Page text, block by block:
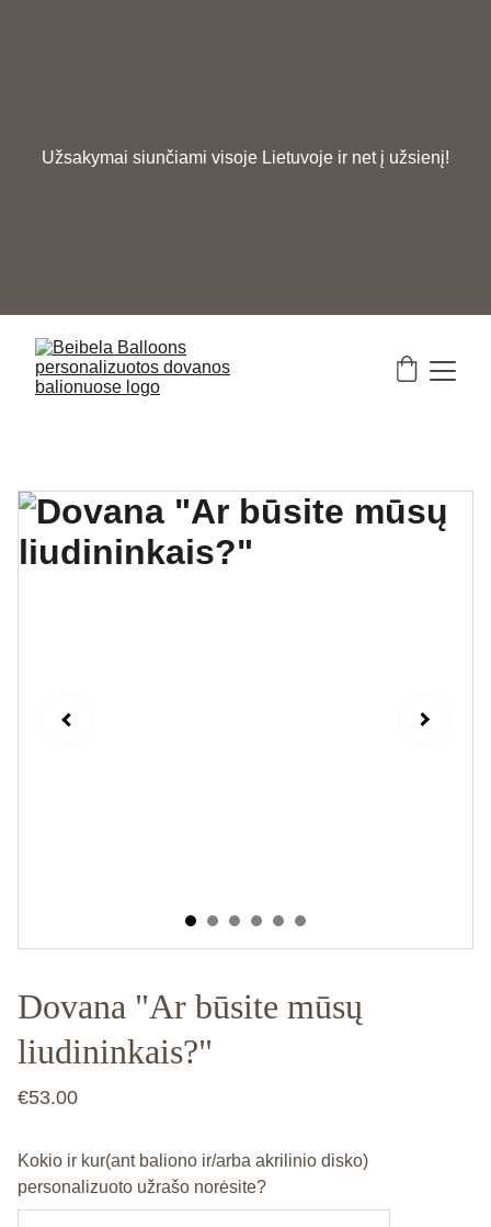
Dovana "Ar būsite mūsų
liudininkais?"
€53.00
Kokio ir kur(ant baliono ir/arba akrilinio disko)
personalizuoto užrašo norėsite?
Užsakymai siunčiami visoje Lietuvoje ir net į užsienį!